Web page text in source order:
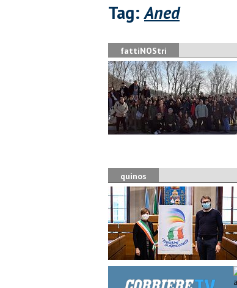
Tag:Aned
fattiNOStri
quinos